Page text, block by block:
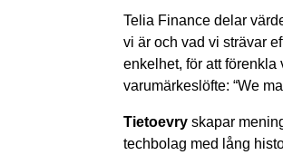
Telia Finance delar
vi är och vad vi strävar
enkelhet, för att
varumärkeslöfte: “We
Tietoevry skapar
techbolag med lång